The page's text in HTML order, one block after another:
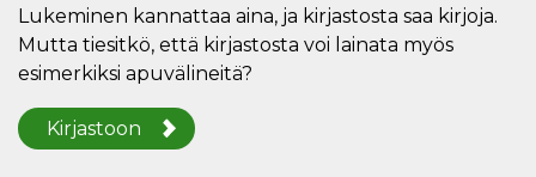
Lukeminen kannattaa aina, ja kirjastosta saa kirjoja.
Mutta tiesitkö, että kirjastosta voi lainata myös
esimerkiksi apuvälineitä?
Kirjastoon